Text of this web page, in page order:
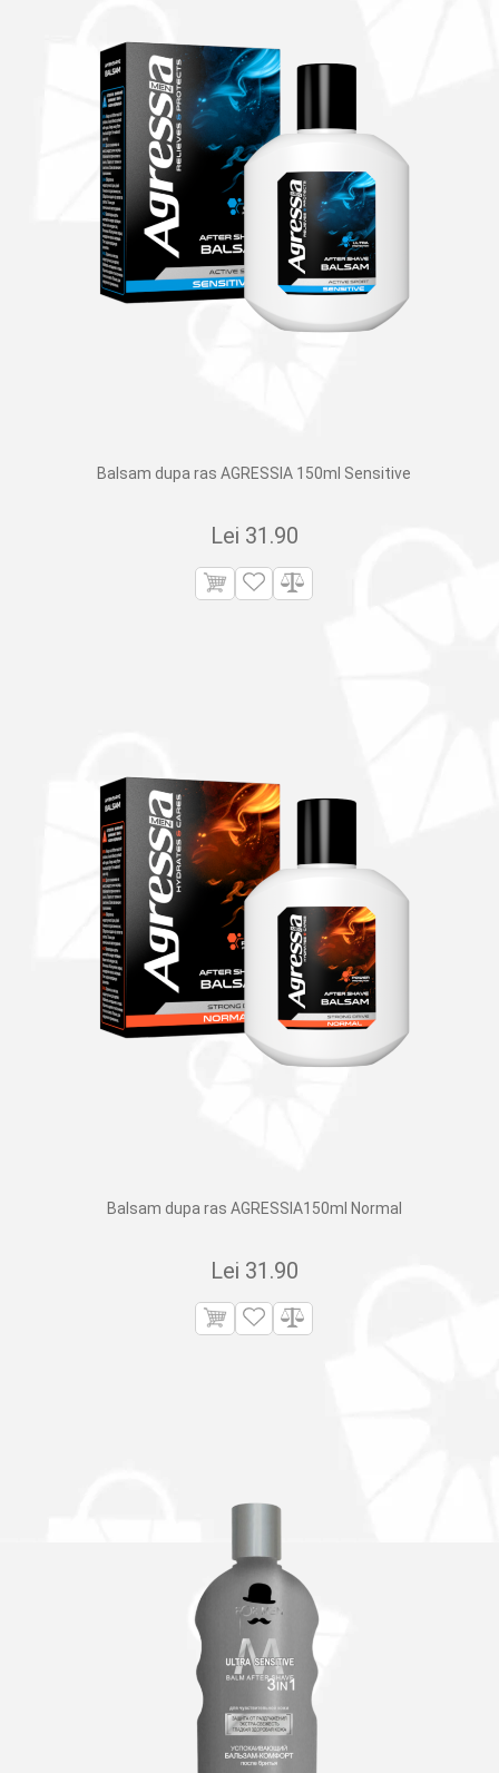
Balsam dupa ras AGRESSIA 150ml Sensitive
Lei 31.90
Balsam dupa ras AGRESSIA150ml Normal
Lei 31.90